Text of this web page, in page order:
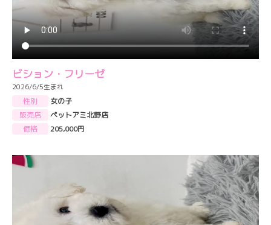
ビション・フリーゼ
2026/6/5生まれ
性別
女の子
販売店
ペットアミ北野店
価格
205,000円